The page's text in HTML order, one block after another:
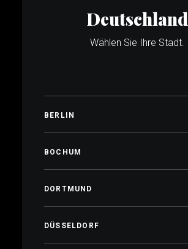
Deutschland
Wählen Sie Ihre Stadt.
BERLIN
BOCHUM
DORTMUND
DÜSSELDORF